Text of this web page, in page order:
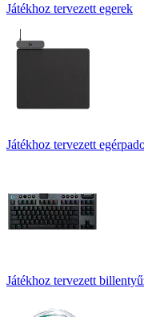
Játékhoz tervezett egerek
Játékhoz tervezett
Játékhoz tervezett